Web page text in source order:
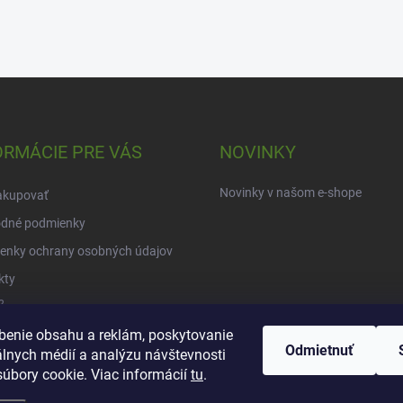
obsahu a reklám, poskytovanie
médií a analýzu návštevnosti
cookie. Viac informácií tu.
Odmietnuť
PRE VÁS
podmienky
ochrany osobných údajov
NOVINKY
Novinky v našom e-shope